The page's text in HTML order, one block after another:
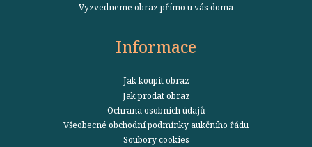
Vyzvedneme obraz přímo u vás doma
Informace
Jak koupit obraz
Jak prodat obraz
Ochrana osobních údajů
Všeobecné obchodní podmínky aukčního řádu
Soubory cookies